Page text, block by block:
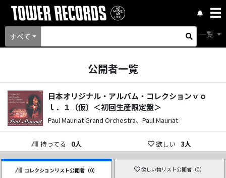
すべて 一覧
公開者一覧
日本オリジナル・アルバム・コレクションｖｏ
ｌ．１（仮）＜初回生産限定盤＞
Paul Mauriat Grand Orchestra、Paul Mauriat
持ってる 0人 欲しい 3人
コレクションリスト公開者（0） 欲しい物リスト公開者（0）